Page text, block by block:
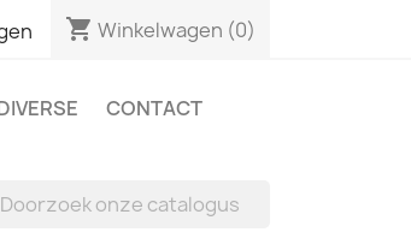
shopping_cart Winkelwagen (0)
CONTACT